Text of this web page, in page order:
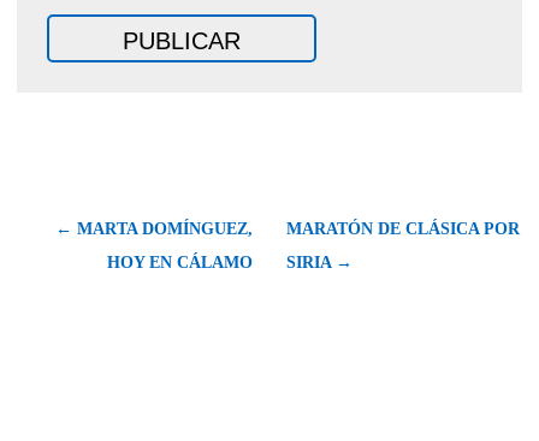
← MARTA DOMÍNGUEZ,
HOY EN CÁLAMO
MARATÓN DE CLÁSICA POR
SIRIA →